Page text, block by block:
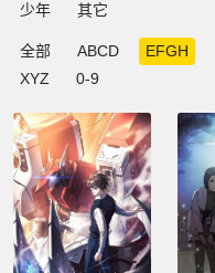
少年
其它
全部 ABCD EFGH
XYZ
0-9